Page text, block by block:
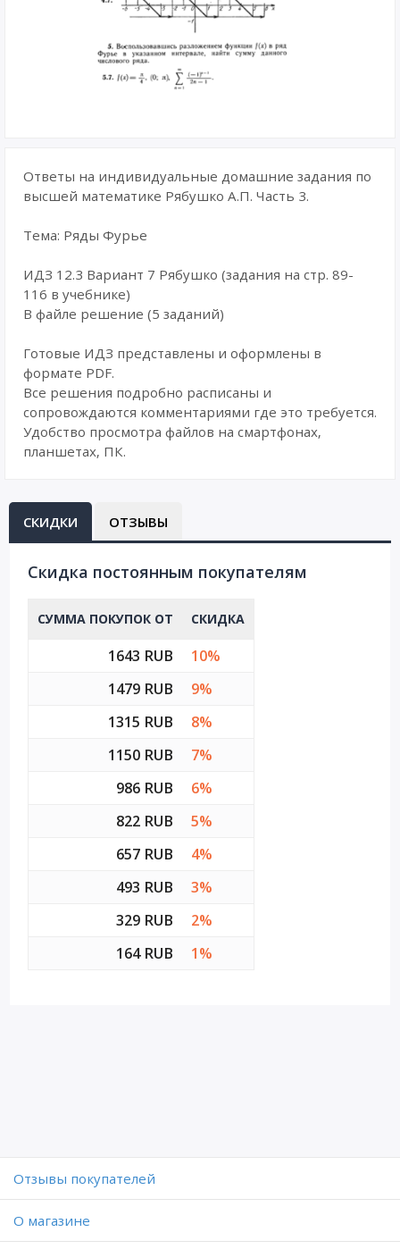
Ответы на индивидуальные домашние задания по
высшей математике Рябушко А.П. Часть 3.
Тема: Ряды Фурье
ИДЗ 12.3 Вариант 7 Рябушко (задания на стр. 89-
116 в учебнике)
В файле решение (5 заданий)
Готовые ИДЗ представлены и оформлены в
формате PDF.
Все решения подробно расписаны и
сопровождаются комментариями где это требуется.
Удобство просмотра файлов на смартфонах,
планшетах, ПК.
СКИДКИ ОТЗЫВЫ
Cкидка постоянным покупателям
СУММА ПОКУПОК ОТ СКИДКА
1643 RUB
10%
1479 RUB
9%
1315 RUB
8%
1150 RUB
7%
986 RUB
6%
822 RUB
5%
657 RUB
4%
493 RUB
3%
329 RUB
2%
164 RUB
1%
Отзывы покупателей
O магазине